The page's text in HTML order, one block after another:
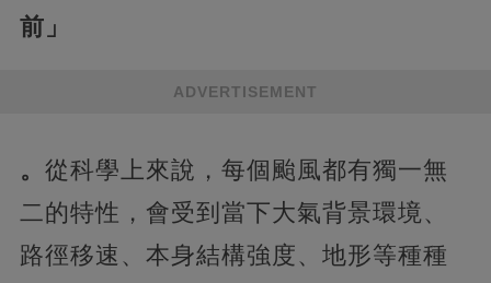
前」
ADVERTISEMENT
。 從科學上來說，每個颱風都有獨一無
二的特性，會受到當下大氣背景環境、
路徑移速、本身結構強度、地形等種種